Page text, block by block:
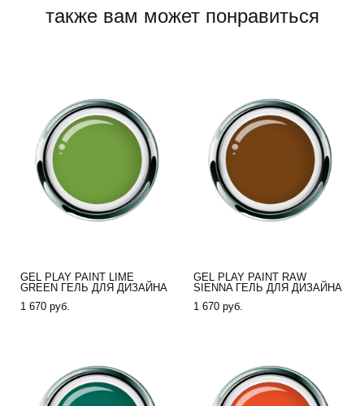
также вам может понравиться
GEL PLAY PAINT LIME
GREEN ГЕЛЬ ДЛЯ ДИЗАЙНА
1 670 pуб.
GEL PLAY PAINT RAW
SIENNA ГЕЛЬ ДЛЯ ДИЗАЙНА
1 670 pуб.